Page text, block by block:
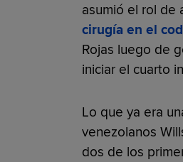
asumió el rol de
cirugía en el
Rojas luego de
iniciar el cuarto
Lo que ya era
venezolanos
dos de los